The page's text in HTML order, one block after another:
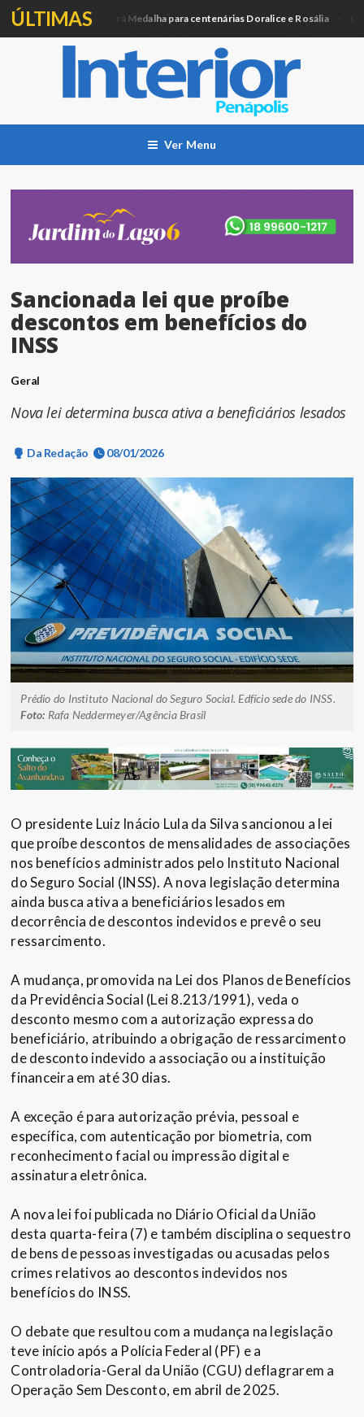
ÚLTIMAS
Câmara entregará Medalha para centenárias Doralice e Rosália Cidade
Ver Menu
Sancionada lei que proíbe
descontos em benefícios do
INSS
Geral
Nova lei determina busca ativa a beneficiários lesados
Da Redação 08/01/2026
Prédio do Instituto Nacional do Seguro Social. Edfício sede do INSS.
Foto: Rafa Neddermeyer/Agência Brasil
O presidente Luiz Inácio Lula da Silva sancionou a lei
que proíbe descontos de mensalidades de associações
nos benefícios administrados pelo Instituto Nacional
do Seguro Social (INSS). A nova legislação determina
ainda busca ativa a beneficiários lesados em
decorrência de descontos indevidos e prevê o seu
ressarcimento.
A mudança, promovida na Lei dos Planos de Benefícios
da Previdência Social (Lei 8.213/1991), veda o
desconto mesmo com a autorização expressa do
beneficiário, atribuindo a obrigação de ressarcimento
de desconto indevido a associação ou a instituição
financeira em até 30 dias.
A exceção é para autorização prévia, pessoal e
específica, com autenticação por biometria, com
reconhecimento facial ou impressão digital e
assinatura eletrônica.
A nova lei foi publicada no Diário Oficial da União
desta quarta-feira (7) e também disciplina o sequestro
de bens de pessoas investigadas ou acusadas pelos
crimes relativos ao descontos indevidos nos
benefícios do INSS.
O debate que resultou com a mudança na legislação
teve início após a Polícia Federal (PF) e a
Controladoria-Geral da União (CGU) deflagrarem a
Operação Sem Desconto, em abril de 2025.